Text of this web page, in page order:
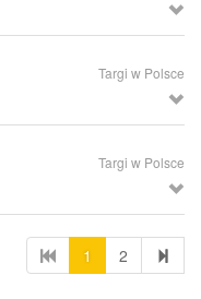
dla Odlewnictwa, Kielce
Targi w Polsce
Technologii i Urządzeń dla
Targi w Polsce
Blach i Cięcia, Kielce
1 2